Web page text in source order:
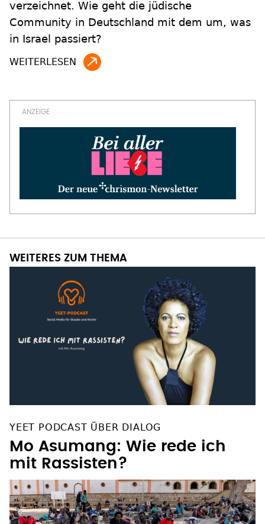
verzeichnet. Wie geht die jüdische
Community in Deutschland mit dem um, was
in Israel passiert?
WEITERES ZUM THEMA
YEET PODCAST ÜBER DIALOG
Mo Asumang: Wie rede ich
mit Rassisten?